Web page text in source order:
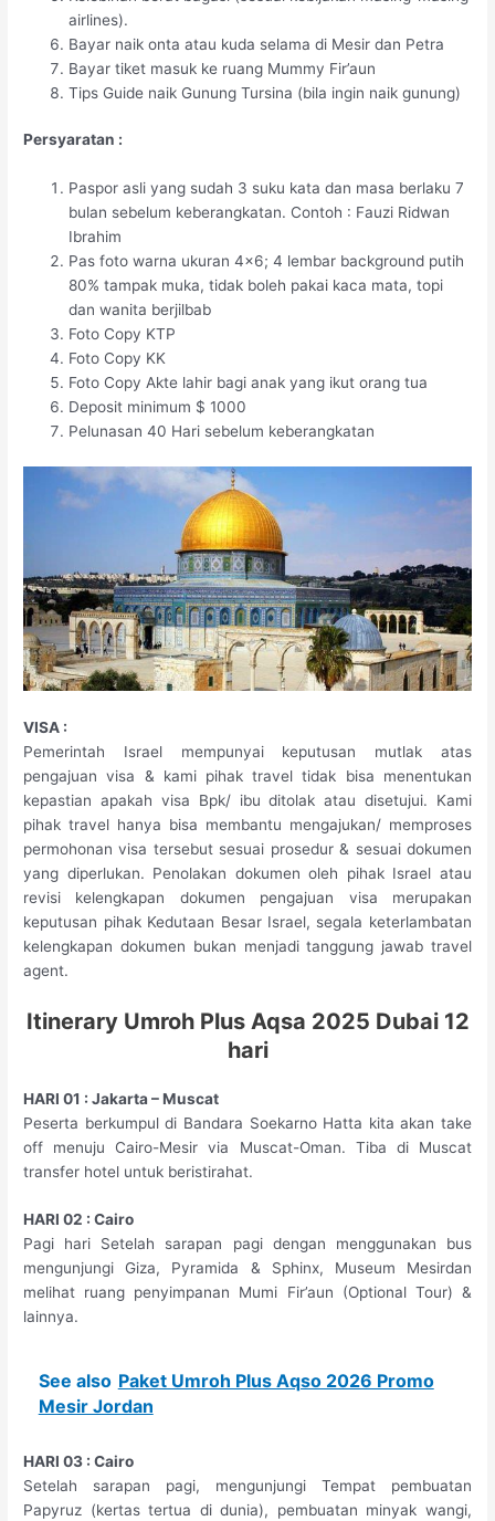
airlines).
Bayar naik onta atau kuda selama di Mesir dan Petra
Bayar tiket masuk ke ruang Mummy Fir’aun
Tips Guide naik Gunung Tursina (bila ingin naik gunung)
Persyaratan :
Paspor asli yang sudah 3 suku kata dan masa berlaku 7
bulan sebelum keberangkatan. Contoh : Fauzi Ridwan
Ibrahim
Pas foto warna ukuran 4×6; 4 lembar background putih
80% tampak muka, tidak boleh pakai kaca mata, topi
dan wanita berjilbab
Foto Copy KTP
Foto Copy KK
Foto Copy Akte lahir bagi anak yang ikut orang tua
Deposit minimum $ 1000
Pelunasan 40 Hari sebelum keberangkatan
VISA :
Pemerintah Israel mempunyai keputusan mutlak atas
pengajuan visa & kami pihak travel tidak bisa menentukan
kepastian apakah visa Bpk/ ibu ditolak atau disetujui. Kami
pihak travel hanya bisa membantu mengajukan/ memproses
permohonan visa tersebut sesuai prosedur & sesuai dokumen
yang diperlukan. Penolakan dokumen oleh pihak Israel atau
revisi kelengkapan dokumen pengajuan visa merupakan
keputusan pihak Kedutaan Besar Israel, segala keterlambatan
kelengkapan dokumen bukan menjadi tanggung jawab travel
agent.
Itinerary Umroh Plus Aqsa 2025 Dubai 12
hari
HARI 01 : Jakarta – Muscat
Peserta berkumpul di Bandara Soekarno Hatta kita akan take
off menuju Cairo-Mesir via Muscat-Oman. Tiba di Muscat
transfer hotel untuk beristirahat.
HARI 02 : Cairo
Pagi hari Setelah sarapan pagi dengan menggunakan bus
mengunjungi Giza, Pyramida & Sphinx, Museum Mesirdan
melihat ruang penyimpanan Mumi Fir’aun (Optional Tour) &
lainnya.
See also Paket Umroh Plus Aqso 2026 Promo
Mesir Jordan
HARI 03 : Cairo
Setelah sarapan pagi, mengunjungi Tempat pembuatan
Papyruz (kertas tertua di dunia), pembuatan minyak wangi,